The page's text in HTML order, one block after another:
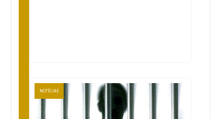
NOTÍCIAS